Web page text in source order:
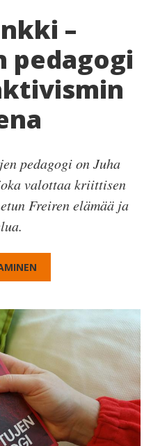
–
pedagogi
pedagogi on Juha
valottaa kriittisen
Freiren elämää ja